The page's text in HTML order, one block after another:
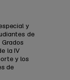
y
de
Grados
la IV
y los
de